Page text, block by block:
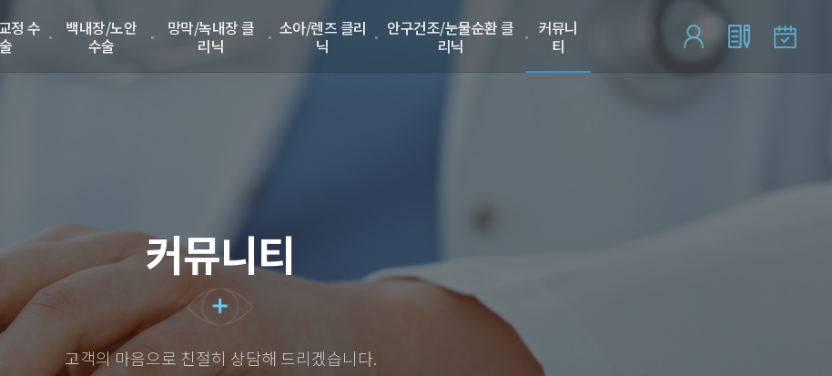
정 수
술
백내장/노안
수술
망막/녹내장 클
리닉
소아/렌즈 클리
닉
안구건조/눈물순환 클
리닉
커뮤니
티
커뮤니티
고객의 마음으로 친절히 상담해 드리겠습니다.